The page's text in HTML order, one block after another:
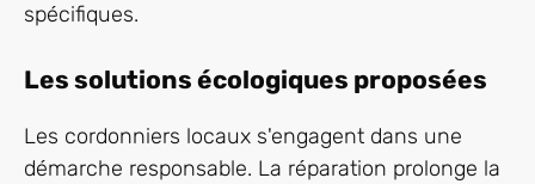
spécifiques.
Les solutions écologiques proposées
Les cordonniers locaux s'engagent dans une
démarche responsable. La réparation prolonge la